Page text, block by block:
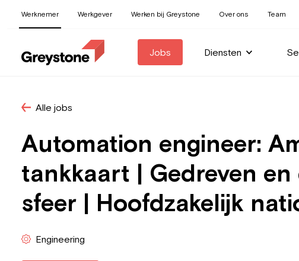
Werknemer Werkgever Werken bij Greystone Over ons Team
Jobs Diensten
Alle jobs
Automation engineer:
tankkaart | Gedreven
sfeer | Hoofdzakelijk
Engineering